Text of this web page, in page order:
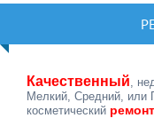
Качественный ,
Мелкий, Средний, или
косметический ремонт